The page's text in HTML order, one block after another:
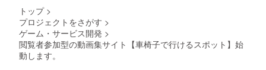
トップ >
プロジェクトをさがす >
ゲーム・サービス開発 >
閲覧者参加型の動画集サイト【車椅子で行けるスポット】始
動します。